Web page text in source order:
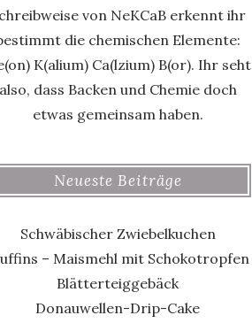
von NeKCaB erkennt ihr
die chemischen Elemente:
K(alium) Ca(lzium) B(or). Ihr seht
dass Backen und Chemie doch
etwas gemeinsam haben.
Neueste Beiträge
Schwäbischer Zwiebelkuchen
– Maismehl mit Schokotropfen
Blätterteiggebäck
Donauwellen-Drip-Cake